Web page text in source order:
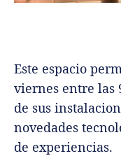
Este espacio
viernes entre las
de sus
novedades
de experiencias.